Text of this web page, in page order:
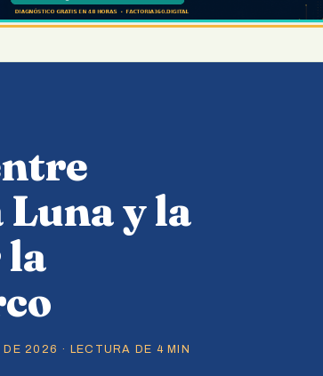
y la
la
2026 · LECTURA DE 4 MIN